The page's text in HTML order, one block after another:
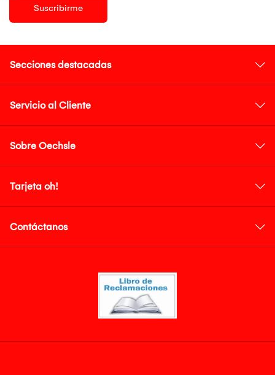
Suscribirme
Secciones destacadas
Servicio al Cliente
Sobre Oechsle
Tarjeta oh!
Contáctanos